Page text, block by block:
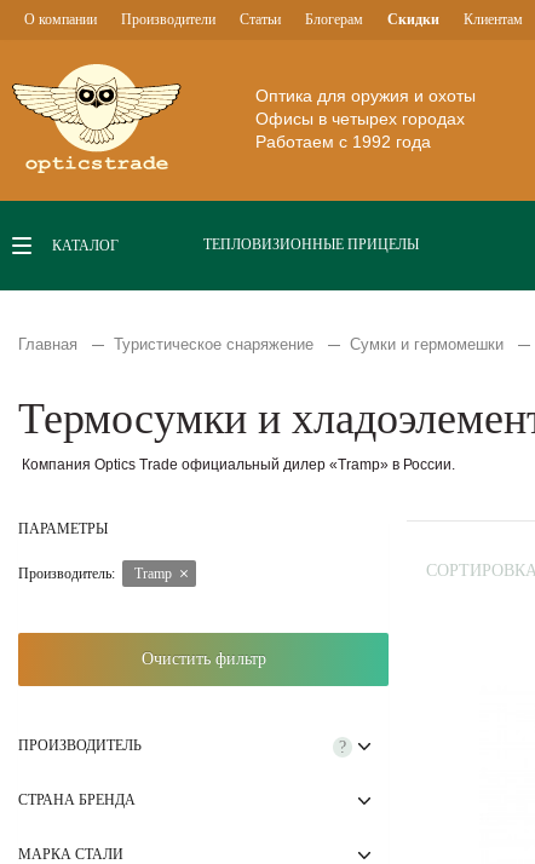
Оптика для оружия и охоты
Офисы в четырех городах
Работаем с 1992 года
О компании Производители Статьи Блогерам Скидки Клиентам
КАТАЛОГ ТЕПЛОВИЗИОННЫЕ ПРИЦЕЛЫ
Главная Туристическое снаряжение Сумки и гермомешки
Термосумки и
Компания Optics Trade официальный дилер «Tramp» в России.
ПАРАМЕТРЫ
Производитель: Tramp
Очистить фильтр
?
ПРОИЗВОДИТЕЛЬ
СТРАНА БРЕНДА
МАРКА СТАЛИ